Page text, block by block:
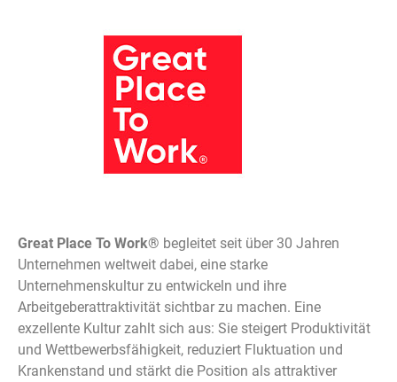
Great Place To Work® begleitet seit über 30 Jahren
Unternehmen weltweit dabei, eine starke
Unternehmenskultur zu entwickeln und ihre
Arbeitgeberattraktivität sichtbar zu machen. Eine
exzellente Kultur zahlt sich aus: Sie steigert Produktivität
und Wettbewerbsfähigkeit, reduziert Fluktuation und
Krankenstand und stärkt die Position als attraktiver